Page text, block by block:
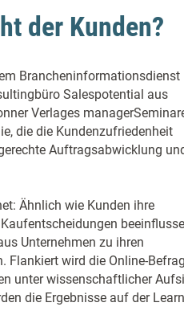
der Kunden?
Brancheninformationsdienst
Salespotential aus
Verlages
die die Kundenzufriedenheit
Auftragsabwicklung
Ähnlich wie Kunden ihre
Unternehmen zu ihren
Flankiert wird die Online-
unter wissenschaftlicher
die Ergebnisse auf der